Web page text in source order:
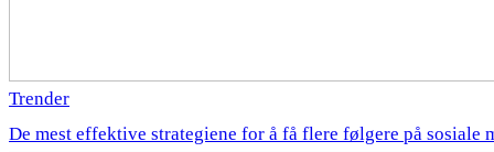
Trender
De mest effektive strategiene for å få flere følgere på sosiale